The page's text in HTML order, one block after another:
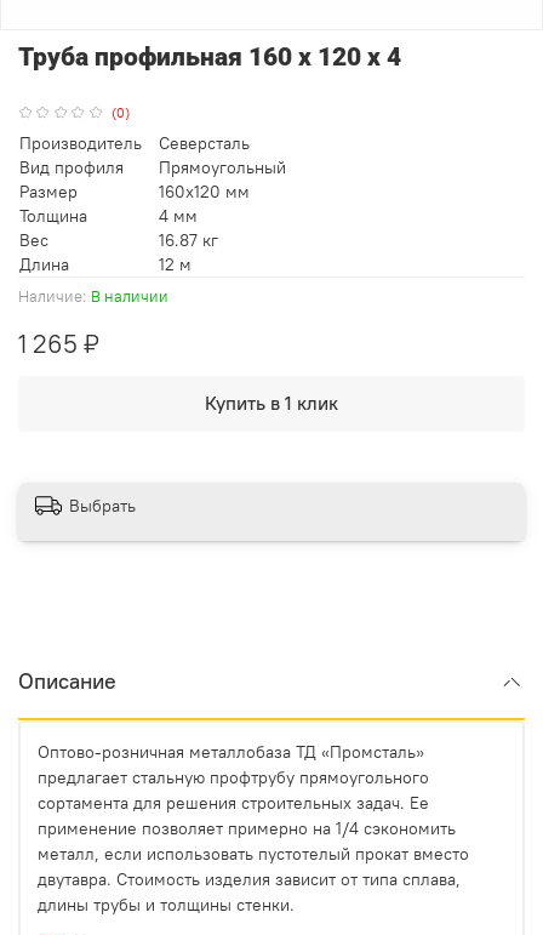
(0)
Наличие: В наличии
Труба профильная 160 х 120 х 4
1 265 ₽
Купить в 1 клик
Производитель
Северсталь
Вид профиля
Прямоугольный
Размер
160x120 мм
Толщина
4 мм
Вес
16.87 кг
Длина
12 м
Выбрать
Описание
Оптово-розничная металлобаза ТД «Промсталь»
предлагает стальную профтрубу прямоугольного
сортамента для решения строительных задач. Ее
применение позволяет примерно на 1/4 сэкономить
металл, если использовать пустотелый прокат вместо
двутавра. Стоимость изделия зависит от типа сплава,
длины трубы и толщины стенки.